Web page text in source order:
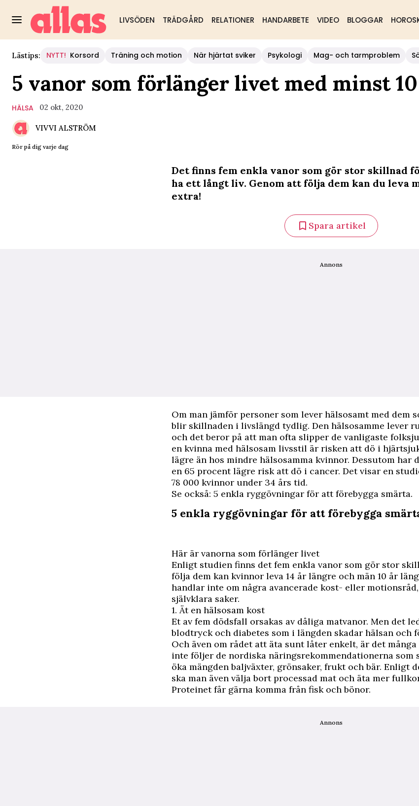
LIVSÖDEN TRÄDGÅRD RELATIONER HANDARBETE VIDEO BLOGGAR
Lästips: NYTT! Korsord Träning och motion När hjärtat sviker Psykologi Mag- och tarmproblem
5 vanor som förlänger livet med minst
HÄLSA 02 okt, 2020
VIVVI ALSTRÖM
Rör på dig varje dag
Det finns fem enkla vanor som gör stor skillnad
ha ett långt liv. Genom att följa dem kan du leva
extra!
Spara artikel
Annons
Om man jämför personer som lever hälsosamt med dem
blir skillnaden i livslängd tydlig. Den hälsosamme lever
och det beror på att man ofta slipper de vanligaste
en kvinna med hälsosam livsstil är risken att dö i
lägre än hos mindre hälsosamma kvinnor. Dessutom har
en 65 procent lägre risk att dö i cancer. Det visar en
78 000 kvinnor under 34 års tid.
Se också: 5 enkla ryggövningar för att förebygga smärta.
5 enkla ryggövningar för att förebygga
Här är vanorna som förlänger livet
Enligt studien finns det fem enkla vanor som gör stor
följa dem kan kvinnor leva 14 år längre och män 10 år
handlar inte om några avancerade kost- eller
självklara saker.
1. Ät en hälsosam kost
Et av fem dödsfall orsakas av dåliga matvanor. Men det
blodtryck och diabetes som i längden skadar hälsan och
Och även om rådet att äta sunt låter enkelt, är det
inte följer de nordiska näringsrekommendationerna som
öka mängden baljväxter, grönsaker, frukt och bär. Enligt
ska man även välja bort processad mat och äta mer
Proteinet får gärna komma från fisk och bönor.
Annons